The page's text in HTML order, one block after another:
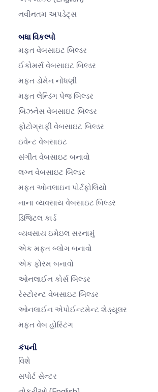
નવીનતમ અપડેટ્સ
બધા વિકલ્પો
મફત વેબસાઇટ બિલ્ડર
ઈકોમર્સ વેબસાઇટ બિલ્ડર
મફત ડોમેન નોંધણી
મફત લેન્ડિંગ પેજ બિલ્ડર
બિઝનેસ વેબસાઇટ બિલ્ડર
ફોટોગ્રાફી વેબસાઇટ બિલ્ડર
ઇવેન્ટ વેબસાઇટ
સંગીત વેબસાઇટ બનાવો
લગ્ન વેબસાઇટ બિલ્ડર
મફત ઓનલાઇન પોર્ટફોલિયો
નાના વ્યવસાય વેબસાઇટ બિલ્ડર
ડિજિટલ કાર્ડ
વ્યવસાય ઇમેઇલ સરનામું
એક મફત બ્લોગ બનાવો
એક ફોરમ બનાવો
ઓનલાઈન કોર્સ બિલ્ડર
રેસ્ટોરન્ટ વેબસાઇટ બિલ્ડર
ઓનલાઈન એપોઈન્ટમેન્ટ શેડ્યૂલર
મફત વેબ હોસ્ટિંગ
કંપની
વિશે
સપોર્ટ સેન્ટર